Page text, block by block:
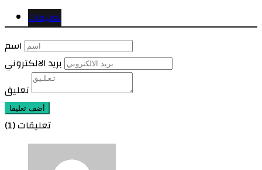
تعليقات
اسم
بريد الالكتروني
تعليق
أضف تعليقا
تعليقات (1)